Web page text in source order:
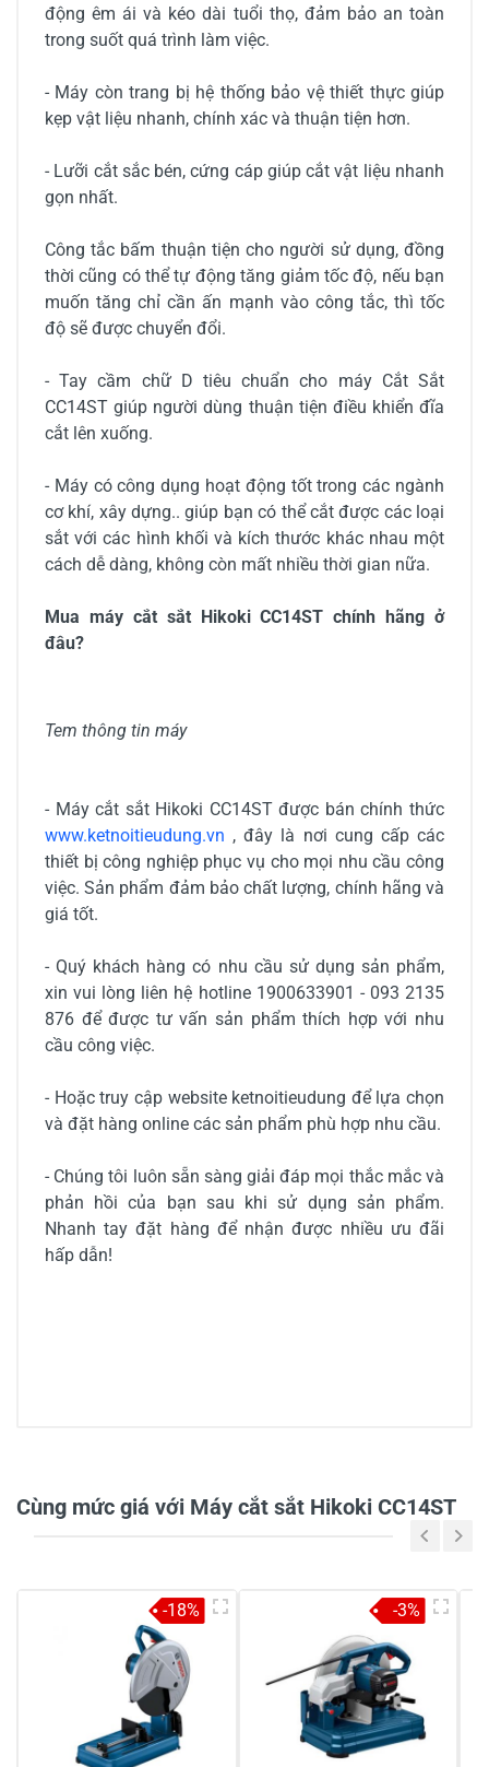
động êm ái và kéo dài tuổi thọ, đảm bảo an toàn
trong suốt quá trình làm việc.
- Máy còn trang bị hệ thống bảo vệ thiết thực giúp
kẹp vật liệu nhanh, chính xác và thuận tiện hơn.
- Lưỡi cắt sắc bén, cứng cáp giúp cắt vật liệu nhanh
gọn nhất.
Công tắc bấm thuận tiện cho người sử dụng, đồng
thời cũng có thể tự động tăng giảm tốc độ, nếu bạn
muốn tăng chỉ cần ấn mạnh vào công tắc, thì tốc
độ sẽ được chuyển đổi.
- Tay cầm chữ D tiêu chuẩn cho máy Cắt Sắt
CC14ST giúp người dùng thuận tiện điều khiển đĩa
cắt lên xuống.
- Máy có công dụng hoạt động tốt trong các ngành
cơ khí, xây dựng.. giúp bạn có thể cắt được các loại
sắt với các hình khối và kích thước khác nhau một
cách dễ dàng, không còn mất nhiều thời gian nữa.
Mua máy cắt sắt Hikoki CC14ST chính hãng ở
đâu?
Tem thông tin máy
- Máy cắt sắt Hikoki CC14ST được bán chính thức
www.ketnoitieudung.vn , đây là nơi cung cấp các
thiết bị công nghiệp phục vụ cho mọi nhu cầu công
việc. Sản phẩm đảm bảo chất lượng, chính hãng và
giá tốt.
- Quý khách hàng có nhu cầu sử dụng sản phẩm,
xin vui lòng liên hệ hotline 1900633901 - 093 2135
876 để được tư vấn sản phẩm thích hợp với nhu
cầu công việc.
- Hoặc truy cập website ketnoitieudung để lựa chọn
và đặt hàng online các sản phẩm phù hợp nhu cầu.
- Chúng tôi luôn sẵn sàng giải đáp mọi thắc mắc và
phản hồi của bạn sau khi sử dụng sản phẩm.
Nhanh tay đặt hàng để nhận được nhiều ưu đãi
hấp dẫn!
4 đánh giá
75%
25%
-
-
Cùng mức giá với Máy cắt sắt Hikoki CC14ST
-18% -3%